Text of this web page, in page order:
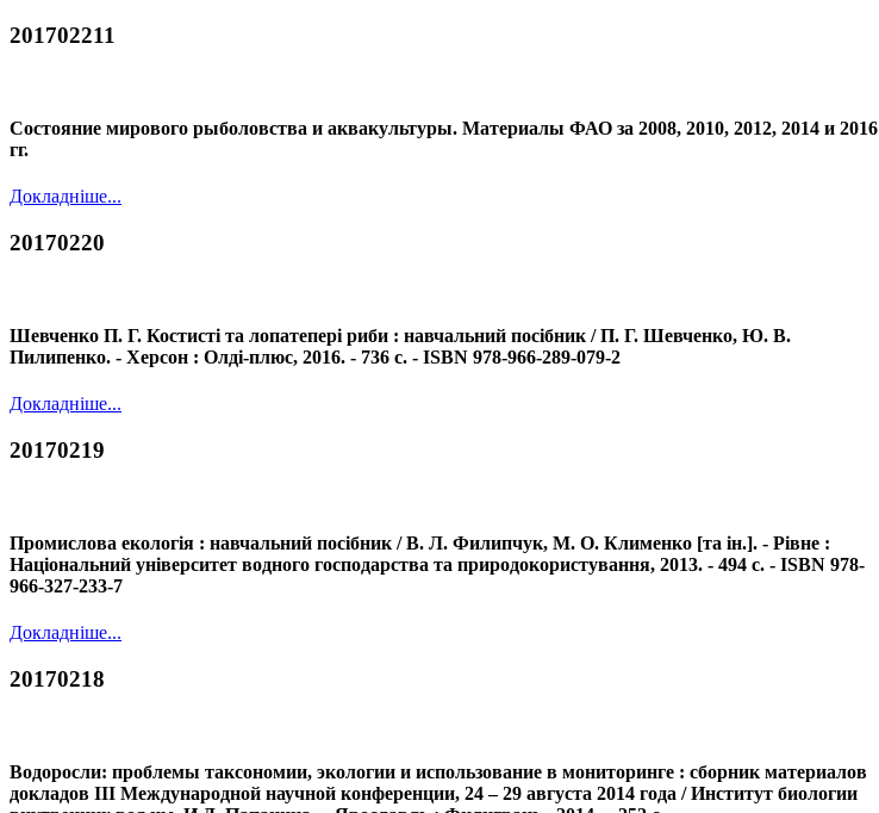
201702211
Состояние мирового рыболовства и аквакультуры. Материалы ФАО за 2008, 2010, 2012, 2014 и 2016
гг.
Докладніше...
20170220
Шевченко П. Г. Костисті та лопатепері риби : навчальний посібник / П. Г. Шевченко, Ю. В.
Пилипенко. - Херсон : Олді-плюс, 2016. - 736 с. - ISBN 978-966-289-079-2
Докладніше...
20170219
Промислова екологія : навчальний посібник / В. Л. Филипчук, М. О. Клименко [та ін.]. - Рівне :
Національний університет водного господарства та природокористування, 2013. - 494 с. - ISBN 978-
966-327-233-7
Докладніше...
20170218
Водоросли: проблемы таксономии, экологии и использование в мониторинге : сборник материалов
докладов III Международной научной конференции, 24 – 29 августа 2014 года / Институт биологии